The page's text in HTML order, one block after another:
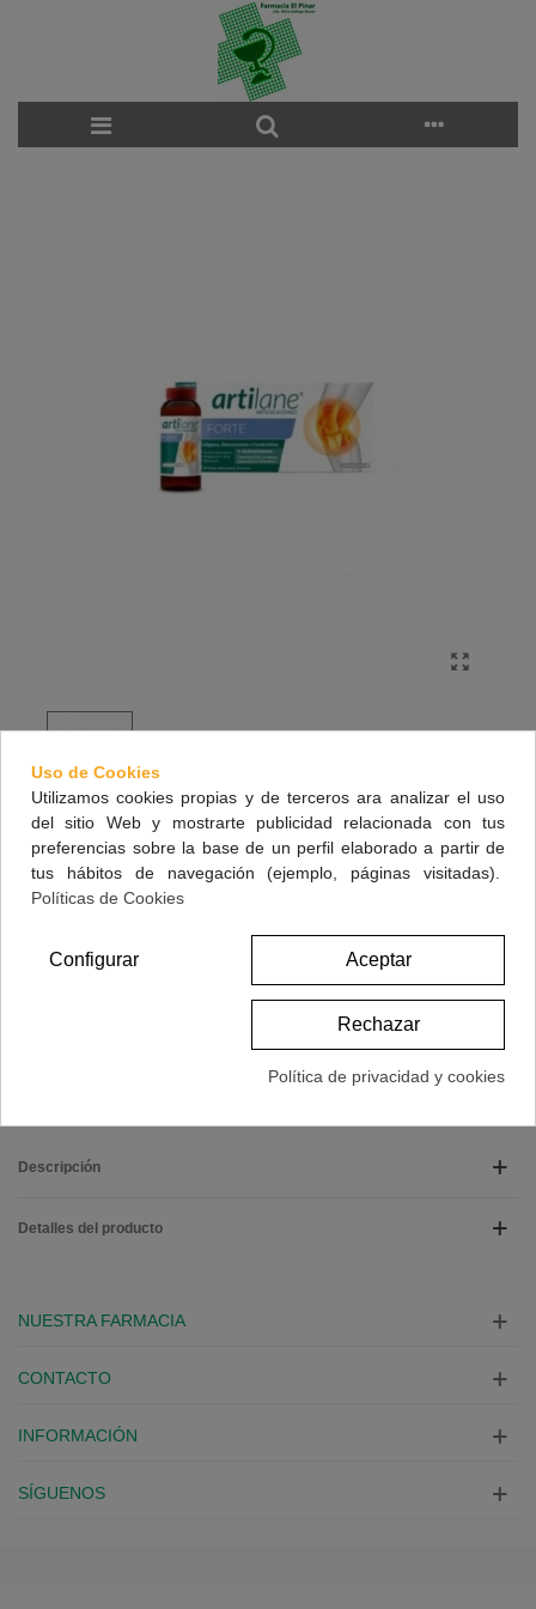
ARTILANE FORTE 15 VIALES
Descripción
Detalles del producto
NUESTRA FARMACIA
CONTACTO
INFORMACIÓN
SÍGUENOS
Uso de Cookies
Utilizamos cookies propias y de terceros ara analizar el uso
del sitio Web y mostrarte publicidad relacionada con tus
preferencias sobre la base de un perfil elaborado a partir de
tus hábitos de navegación (ejemplo, páginas visitadas).
Políticas de Cookies
Aceptar
Rechazar
Configurar
Política de privacidad y cookies